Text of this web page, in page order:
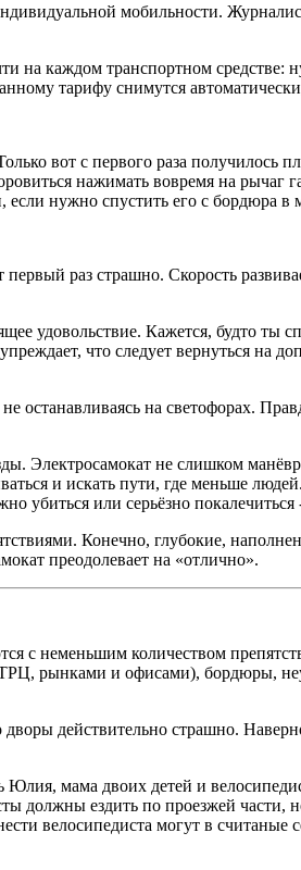
мобильности.
на каждом транспортном средстве:
тарифу снимутся
вот с первого раза получилось
нажимать вовремя на рычаг
нужно спустить его с бордюра в
раз страшно. Скорость
удовольствие. Кажется, будто ты
что следует вернуться на
останавливаясь на светофорах.
Электросамокат не слишком
и искать пути, где меньше
убиться или серьёзно покалечиться
Конечно, глубокие,
преодолевает на «отлично».
с неменьшим количеством
рынками и офисами), бордюры,
действительно страшно.
мама двоих детей и
должны ездить по проезжей части,
велосипедиста могут в